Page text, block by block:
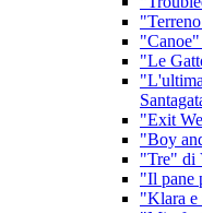
"Le
"Exit
"Boy
"Tre" di
"Il pane
"Klara e